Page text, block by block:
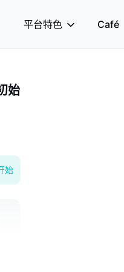
平台特色 Café
始
始